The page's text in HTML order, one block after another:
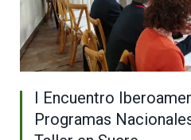
I Encuentro
Programas